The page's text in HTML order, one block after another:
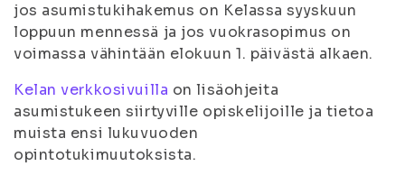
jos asumistukihakemus on Kelassa syyskuun
loppuun mennessä ja jos vuokrasopimus on
voimassa vähintään elokuun 1. päivästä alkaen.
Kelan verkkosivuilla on lisäohjeita
asumistukeen siirtyville opiskelijoille ja tietoa
muista ensi lukuvuoden
opintotukimuutoksista.